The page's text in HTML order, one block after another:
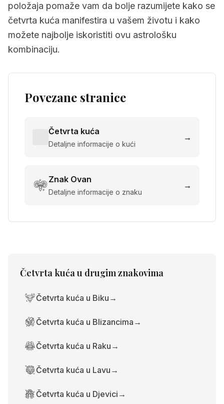
položaja pomaže vam da bolje razumijete kako se
četvrta kuća manifestira u vašem životu i kako
možete najbolje iskoristiti ovu astrološku
kombinaciju.
Povezane stranice
Četvrta kuća
Detaljne informacije o kući
→
Znak Ovan
Detaljne informacije o znaku
→
Četvrta kućau drugim znakovima
Četvrta kuća u Biku →
Četvrta kuća u Blizancima →
Četvrta kuća u Raku →
Četvrta kuća u Lavu →
Četvrta kuća u Djevici →